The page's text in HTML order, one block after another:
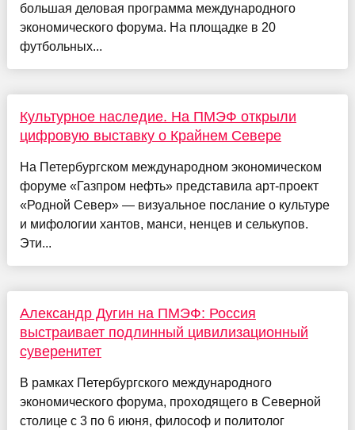
большая деловая программа международного
экономического форума. На площадке в 20
футбольных...
Культурное наследие. На ПМЭФ открыли
цифровую выставку о Крайнем Севере
На Петербургском международном экономическом
форуме «Газпром нефть» представила арт-проект
«Родной Север» — визуальное послание о культуре
и мифологии хантов, манси, ненцев и селькупов.
Эти...
Александр Дугин на ПМЭФ: Россия
выстраивает подлинный цивилизационный
суверенитет
В рамках Петербургского международного
экономического форума, проходящего в Северной
столице с 3 по 6 июня, философ и политолог